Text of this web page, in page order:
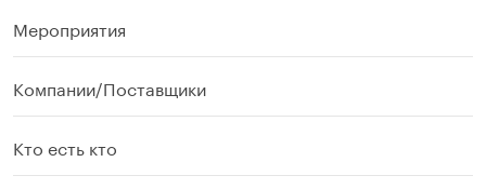
Мероприятия
Компании/Поставщики
Кто есть кто